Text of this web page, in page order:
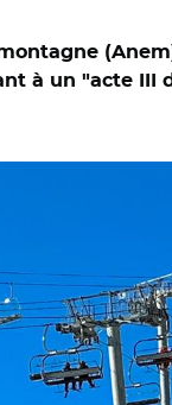
à un "acte III